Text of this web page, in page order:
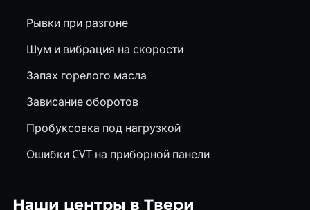
Рывки при разгоне
Шум и вибрация на скорости
Запах горелого масла
Зависание оборотов
Пробуксовка под нагрузкой
Ошибки CVT на приборной панели
Наши центры в Твери